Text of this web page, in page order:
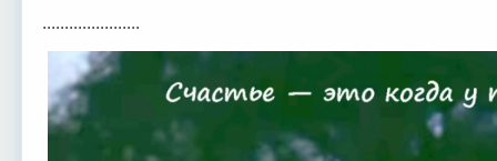
......................